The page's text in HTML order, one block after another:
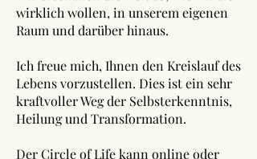
wirklich wollen, in unserem eigenen
Raum und darüber hinaus.
Ich freue mich, Ihnen den Kreislauf des
Lebens vorzustellen. Dies ist ein sehr
kraftvoller Weg der Selbsterkenntnis,
Heilung und Transformation.
Der Circle of Life kann online oder